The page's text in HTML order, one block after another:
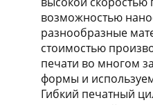
возможностью
разнообразные
стоимостью
печати во многом
формы и
Гибкий печатный